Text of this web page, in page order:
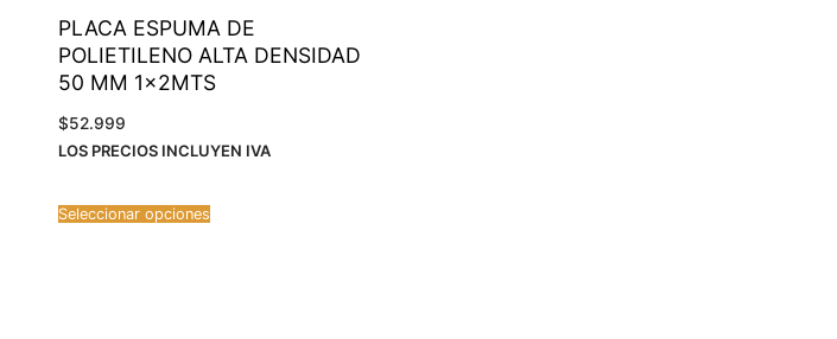
PLACA ESPUMA DE
POLIETILENO ALTA DENSIDAD
50 MM 1x2MTS
$52.999
LOS PRECIOS INCLUYEN IVA
Seleccionar opciones